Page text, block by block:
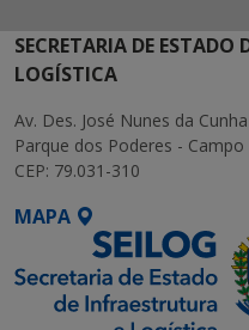
SECRETARIA DE ESTADO
LOGÍSTICA
Av. Des. José Nunes da
Parque dos Poderes -
CEP: 79.031-310
MAPA